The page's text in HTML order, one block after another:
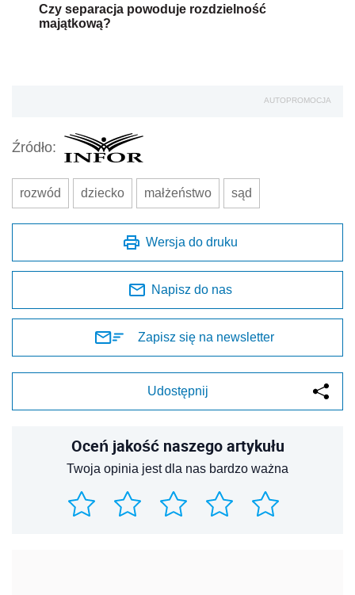
Czy separacja powoduje rozdzielność
majątkową?
AUTOPROMOCJA
Źródło:
rozwód dziecko małżeństwo sąd
Wersja do druku
Napisz do nas
Zapisz się na newsletter
Udostępnij
Oceń jakość naszego artykułu
Twoja opinia jest dla nas bardzo ważna